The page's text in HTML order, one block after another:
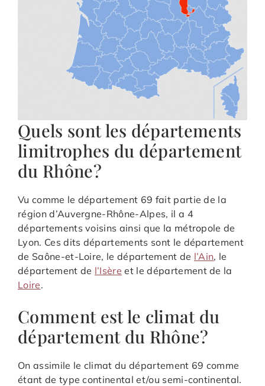
Quels sont les départements
limitrophes du département
du Rhône?
Vu comme le département 69 fait partie de la
région d’Auvergne-Rhône-Alpes, il a 4
départements voisins ainsi que la métropole de
Lyon. Ces dits départements sont le département
de Saône-et-Loire, le département de l’Ain, le
département de l’Isère et le département de la
Loire.
Comment est le climat du
département du Rhône?
On assimile le climat du département 69 comme
étant de type continental et/ou semi-continental.